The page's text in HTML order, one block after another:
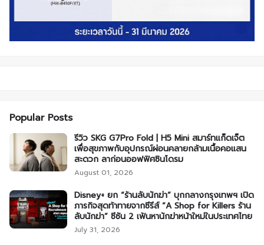
Popular Posts
รีวิว SKG G7Pro Fold | H5 Mini สมาร์ทแก็ดเจ็ต
เพื่อสุขภาพกับอุปกรณ์ผ่อนคลายกล้ามเนื้อคอแสน
สะดวก ลาก่อนออฟฟิศซินโดรม
August 01, 2026
Disney+ ยก “ร้านลับนักฆ่า” บุกกลางกรุงเทพฯ เปิด
ภารกิจสุดท้าทายจากซีรีส์ “A Shop for Killers ร้าน
ลับนักฆ่า” ซีซัน 2 เฟ้นหานักฆ่าหน้าใหม่ในประเทศไทย
July 31, 2026